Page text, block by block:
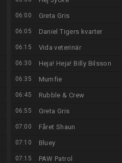
06:00 Greta Gris
06:05 Daniel Tigers kvarter
06:15 Vida veterinär
06:30 Heja! Heja! Billy Bilsson
06:35 Mumfie
06:45 Rubble & Crew
06:55 Greta Gris
07:00 Fåret Shaun
07:10 Bluey
07:15 PAW Patrol